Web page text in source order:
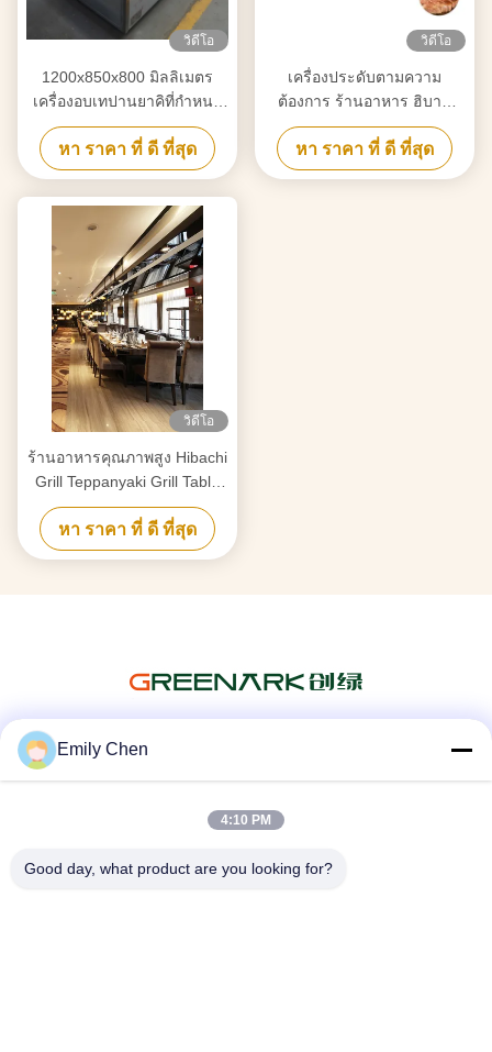
วิดีโอ
1200x850x800 มิลลิเมตร
เครื่องอบเทปานยาคิที่กําหนด
เอง สําหรับตกแต่งเฟอร์นิเจอร์
หา ราคา ที่ ดี ที่สุด
วิดีโอ
เครื่องประดับตามความ
ต้องการ ร้านอาหาร ฮิบาชิ
กริล พื้นที่ปรุงอาหารเรียบ
หา ราคา ที่ ดี ที่สุด
วิดีโอ
ร้านอาหารคุณภาพสูง Hibachi
Grill Teppanyaki Grill Table
สำหรับ 7-10 ที่นั่ง
หา ราคา ที่ ดี ที่สุด
ติดต่อเร็ว
Emily Chen
4:10 PM
Good day, what product are you looking for?